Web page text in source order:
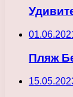
Пляж